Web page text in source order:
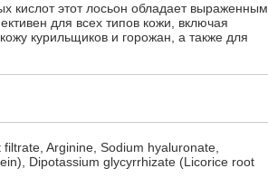
кислот этот лосьон обладает выраженным
для всех типов кожи, включая
курильщиков и горожан, а также для
Arginine, Sodium hyaluronate,
Dipotassium glycyrrhizate (Licorice root